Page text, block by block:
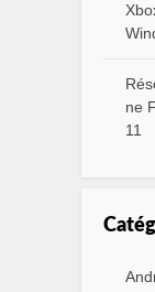
ne
11